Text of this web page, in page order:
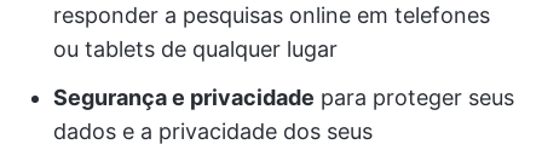
responder a pesquisas online em telefones
ou tablets de qualquer lugar
Segurança e privacidade para proteger seus
dados e a privacidade dos seus